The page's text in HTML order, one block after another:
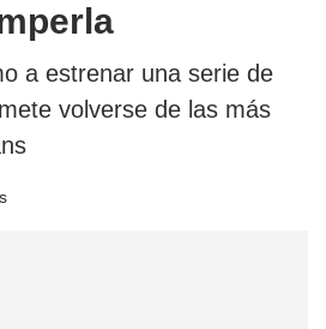
a estrenar una serie de
volverse de las más